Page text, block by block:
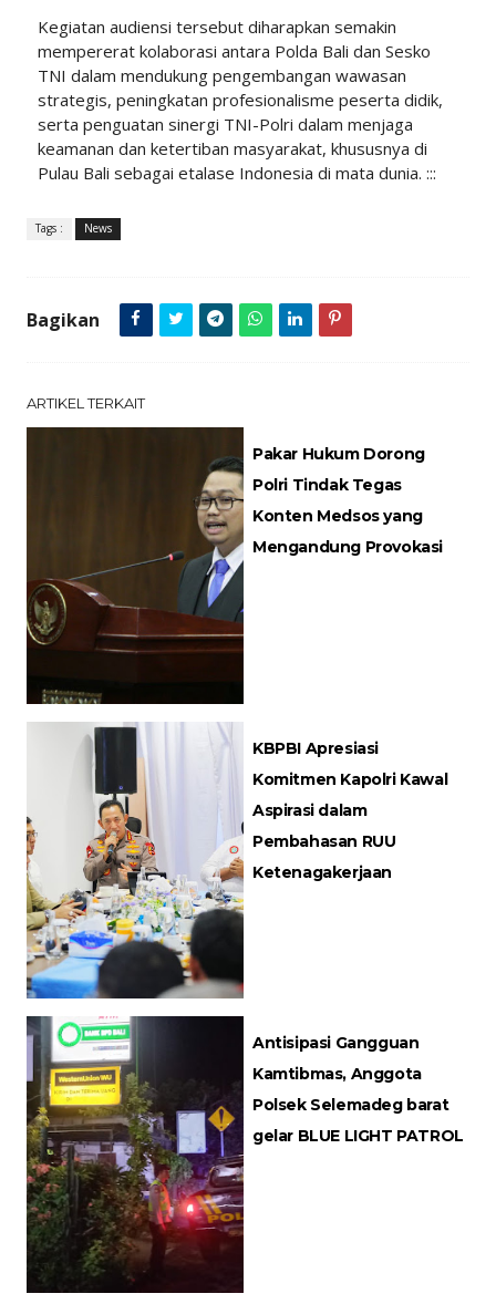
Kegiatan audiensi tersebut diharapkan semakin
mempererat kolaborasi antara Polda Bali dan Sesko
TNI dalam mendukung pengembangan wawasan
strategis, peningkatan profesionalisme peserta didik,
serta penguatan sinergi TNI-Polri dalam menjaga
keamanan dan ketertiban masyarakat, khususnya di
Pulau Bali sebagai etalase Indonesia di mata dunia. :::
Tags : News
Bagikan
ARTIKEL TERKAIT
Pakar Hukum Dorong
Polri Tindak Tegas
Konten Medsos yang
Mengandung Provokasi
KBPBI Apresiasi
Komitmen Kapolri Kawal
Aspirasi dalam
Pembahasan RUU
Ketenagakerjaan
Antisipasi Gangguan
Kamtibmas, Anggota
Polsek Selemadeg barat
gelar BLUE LIGHT PATROL